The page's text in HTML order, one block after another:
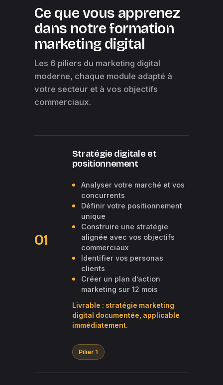
Ce que vous apprenez
dans notre formation
marketing digital
Les 6 piliers du marketing digital
moderne, chaque module adapté à
votre secteur et à vos objectifs
commerciaux.
01
Stratégie digitale et
positionnement
Analyser votre marché et vos
concurrents
Définir votre positionnement
unique
Construire une stratégie
alignée avec vos objectifs
commerciaux
Identifier vos personas
clients
Créer un plan d’action
marketing sur 12 mois
Livrable : stratégie marketing
digital documentée, applicable
immédiatement.
Pilier 1